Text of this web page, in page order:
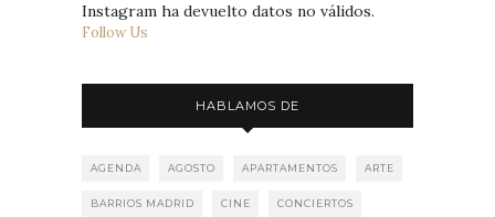
Instagram ha devuelto datos no válidos.
Follow Us
HABLAMOS DE
AGENDA AGOSTO APARTAMENTOS ARTE
BARRIOS MADRID CINE CONCIERTOS